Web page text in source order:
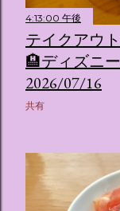
4:13:00 午後
テイクアウ
🏨ディズニ
2026/07/16
共有